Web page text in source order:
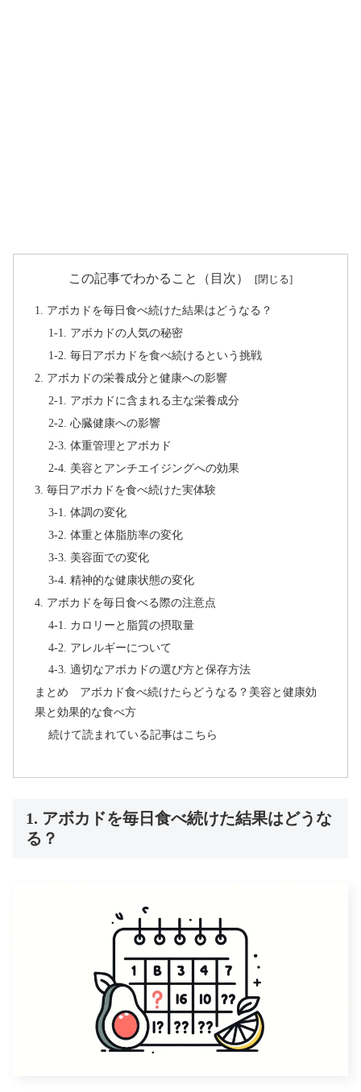
この記事でわかること（目次）
1. アボカドを毎日食べ続けた結果はどうなる？
1-1. アボカドの人気の秘密
1-2. 毎日アボカドを食べ続けるという挑戦
2. アボカドの栄養成分と健康への影響
2-1. アボカドに含まれる主な栄養成分
2-2. 心臓健康への影響
2-3. 体重管理とアボカド
2-4. 美容とアンチエイジングへの効果
3. 毎日アボカドを食べ続けた実体験
3-1. 体調の変化
3-2. 体重と体脂肪率の変化
3-3. 美容面での変化
3-4. 精神的な健康状態の変化
4. アボカドを毎日食べる際の注意点
4-1. カロリーと脂質の摂取量
4-2. アレルギーについて
4-3. 適切なアボカドの選び方と保存方法
まとめ アボカド食べ続けたらどうなる？美容と健康効
果と効果的な食べ方
続けて読まれている記事はこちら
1. アボカドを毎日食べ続けた結果はどうな
る？